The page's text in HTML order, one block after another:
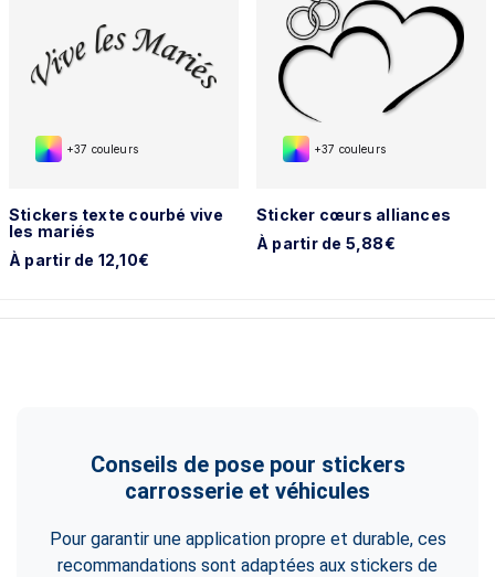
+37 couleurs
Stickers texte courbé vive
les mariés
À partir de 12,10€
+37 couleurs
Sticker cœurs alliances
À partir de 5,88€
Conseils de pose pour stickers
carrosserie et véhicules
Pour garantir une application propre et durable, ces
recommandations sont adaptées aux stickers de